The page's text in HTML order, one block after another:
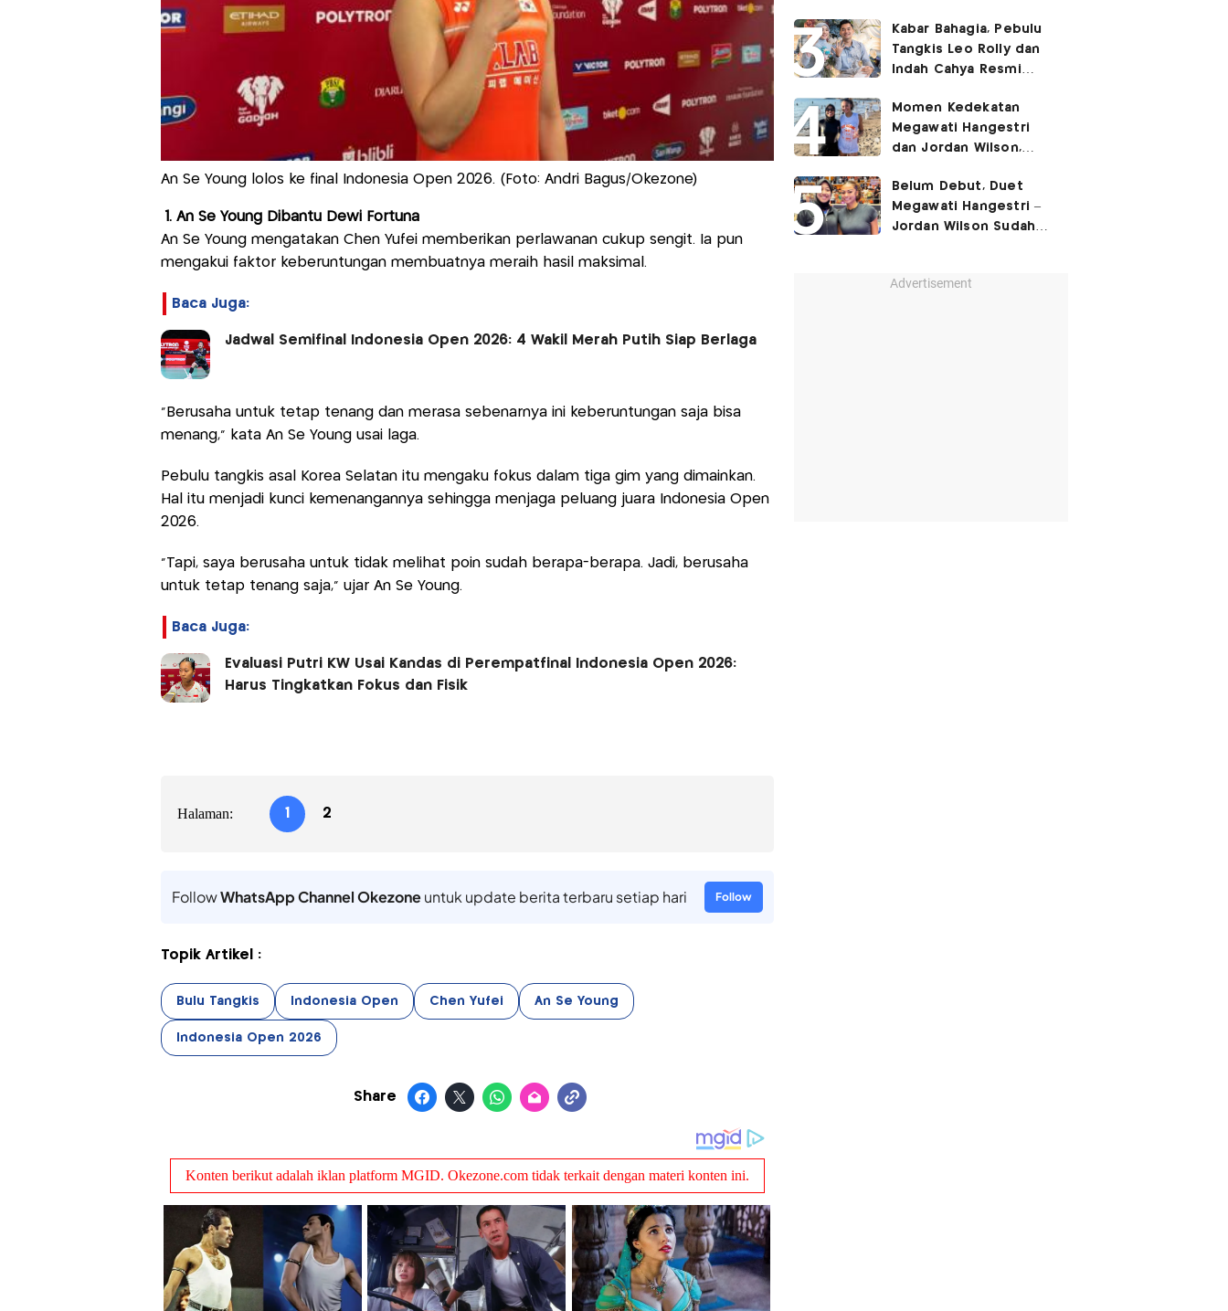
An Se Young lolos ke final Indonesia Open 2026. (Foto: Andri Bagus/Okezone)
1. An Se Young Dibantu Dewi Fortuna
An Se Young mengatakan Chen Yufei memberikan perlawanan cukup sengit. Ia pun
mengakui faktor keberuntungan membuatnya meraih hasil maksimal.
Baca Juga:
Jadwal Semifinal Indonesia Open 2026: 4 Wakil Merah Putih Siap Berlaga
"Berusaha untuk tetap tenang dan merasa sebenarnya ini keberuntungan saja bisa
menang," kata An Se Young usai laga.
Pebulu tangkis asal Korea Selatan itu mengaku fokus dalam tiga gim yang dimainkan.
Hal itu menjadi kunci kemenangannya sehingga menjaga peluang juara Indonesia Open
2026.
"Tapi, saya berusaha untuk tidak melihat poin sudah berapa-berapa. Jadi, berusaha
untuk tetap tenang saja,” ujar An Se Young.
Baca Juga:
Evaluasi Putri KW Usai Kandas di Perempatfinal Indonesia Open 2026:
Harus Tingkatkan Fokus dan Fisik
Halaman: 1 2
FollowWhatsApp Channel Okezoneuntuk update berita terbaru setiap hari Follow
Topik Artikel :
Bulu Tangkis Indonesia Open Chen Yufei An Se Young
Indonesia Open 2026
Share
Libatkan Jafar/Felisha!
Kabar Bahagia, Pebulu
Tangkis Leo Rolly dan
Indah Cahya Resmi
Momen Kedekatan
Megawati Hangestri
dan Jordan Wilson,
Hillstate di Pantai!
Belum Debut, Duet
Megawati Hangestri –
Jordan Wilson Sudah
Advertisement